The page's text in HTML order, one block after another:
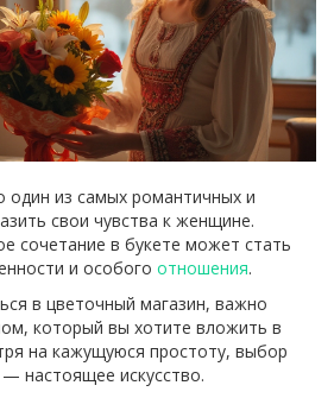
из самых романтичных и
свои чувства к женщине.
сочетание в букете может стать
и особого отношения.
в цветочный магазин, важно
который вы хотите вложить в
на кажущуюся простоту, выбор
настоящее искусство.